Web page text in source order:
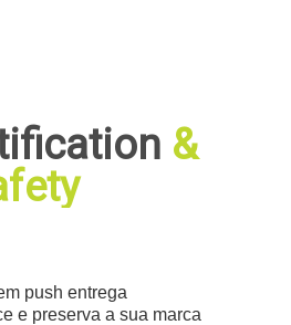
&
push entrega
e preserva a sua marca